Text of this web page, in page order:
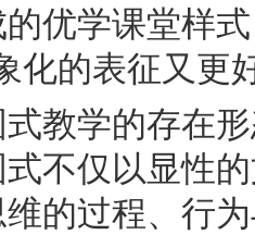
优学课堂样
化的表征又更
学的存在形
不仅以显性
的过程、行